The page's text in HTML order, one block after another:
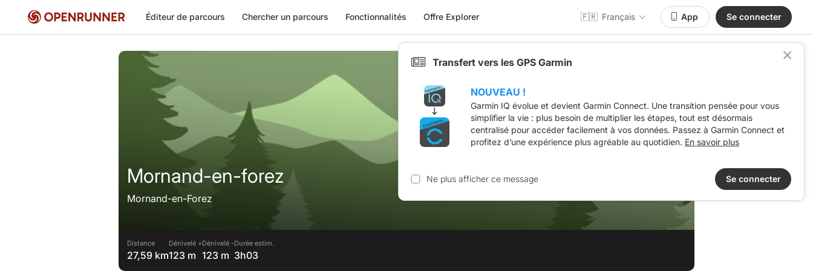
Éditeur de parcours Chercher un parcours Fonctionnalités Offre Explorer 🇫🇷 Français App Se connecter
Mornand-en-forez
Mornand-en-Forez
Distance
27,59 km
Dénivelé +
123 m
Dénivelé -
123 m
Durée estim.
3h03
Transfert vers les GPS Garmin
NOUVEAU !
Garmin IQ évolue et devient Garmin Connect. Une transition pensée pour vous
simplifier la vie : plus besoin de multiplier les étapes, tout est désormais
centralisé pour accéder facilement à vos données. Passez à Garmin Connect et
profitez d’une expérience plus agréable au quotidien. En savoir plus
Ne plus afficher ce message Se connecter